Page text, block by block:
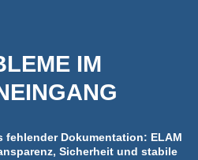
IM
fehlender Dokumentation: ELAM
Sicherheit und stabile